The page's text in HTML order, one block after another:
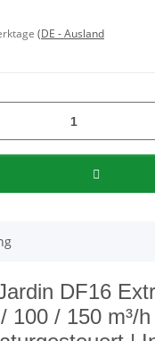
(DE - Ausland
DF16
100 / 150 m³/